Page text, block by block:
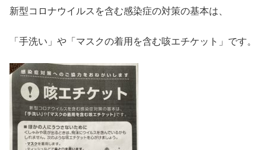
新型コロナウイルスを含む感染症の対策の基本は、
「手洗い」や「マスクの着用を含む咳エチケット」です。